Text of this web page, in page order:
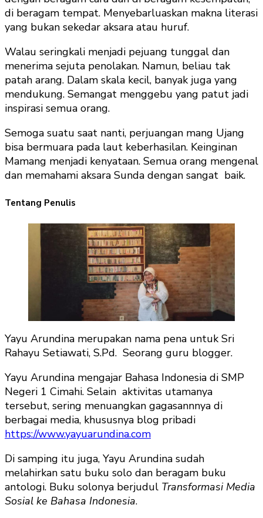
di beragam tempat. Menyebarluaskan makna literasi
yang bukan sekedar aksara atau huruf.
Walau seringkali menjadi pejuang tunggal dan
menerima sejuta penolakan. Namun, beliau tak
patah arang. Dalam skala kecil, banyak juga yang
mendukung. Semangat menggebu yang patut jadi
inspirasi semua orang.
Semoga suatu saat nanti, perjuangan mang Ujang
bisa bermuara pada laut keberhasilan. Keinginan
Mamang menjadi kenyataan. Semua orang mengenal
dan memahami aksara Sunda dengan sangat baik.
Tentang Penulis
Yayu Arundina merupakan nama pena untuk Sri
Rahayu Setiawati, S.Pd. Seorang guru blogger.
Yayu Arundina mengajar Bahasa Indonesia di SMP
Negeri 1 Cimahi. Selain aktivitas utamanya
tersebut, sering menuangkan gagasannnya di
berbagai media, khususnya blog pribadi
https://www.yayuarundina.com
Di samping itu juga, Yayu Arundina sudah
melahirkan satu buku solo dan beragam buku
antologi. Buku solonya berjudul Transformasi Media
Sosial ke Bahasa Indonesia.